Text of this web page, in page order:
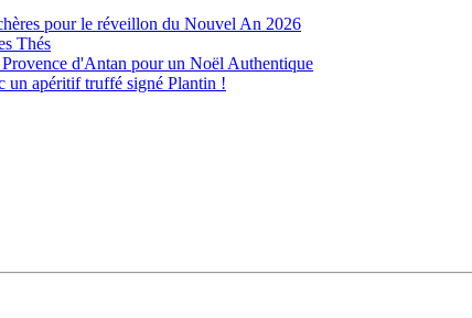
pour le réveillon du Nouvel An 2026
Thés
Provence d'Antan pour un Noël Authentique
un apéritif truffé signé Plantin !